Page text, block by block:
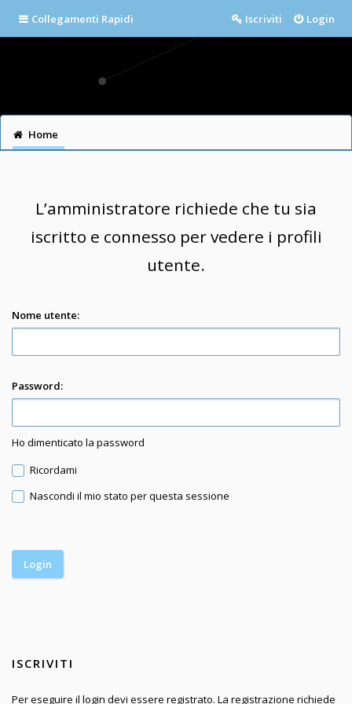
Collegamenti Rapidi Login
Iscriviti
Home
L’amministratore richiede che tu sia
iscritto e connesso per vedere i profili
utente.
Nome utente:
Password:
Ho dimenticato la password
Ricordami
Nascondi il mio stato per questa sessione
ISCRIVITI
Per eseguire il login devi essere registrato. La registrazione richiede